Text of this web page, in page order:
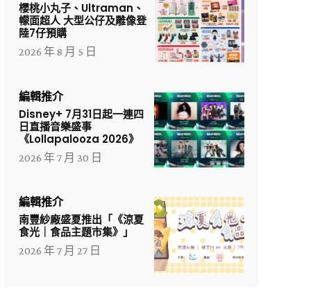
櫻桃小丸子、Ultraman、
幪面超人 大型公仔及雕像登
陸7仔預購
2026 年 8 月 5 日
編輯推介
Disney+ 7月31日起一連四
日直播音樂盛事
《Lollapalooza 2026》
2026 年 7 月 30 日
編輯推介
南豐紗廠盛夏推出「《涼夏
食光｜食品主題市集》」
2026 年 7 月 27 日